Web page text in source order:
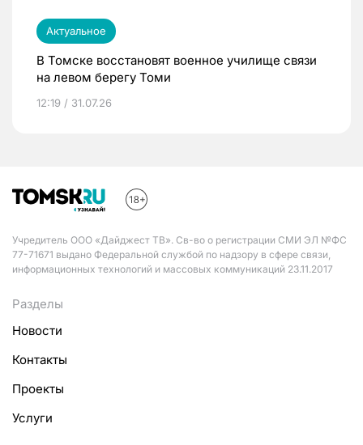
Актуальное
В Томске восстановят военное училище связи
на левом берегу Томи
12:19 / 31.07.26
Учредитель ООО «Дайджест ТВ». Св-во о регистрации СМИ ЭЛ №ФС
77-71671 выдано Федеральной службой по надзору в сфере связи,
информационных технологий и массовых коммуникаций 23.11.2017
Разделы
Новости
Контакты
Проекты
Услуги